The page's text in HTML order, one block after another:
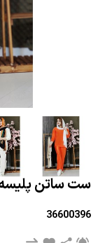
ست ساتن پلیسه
36600396